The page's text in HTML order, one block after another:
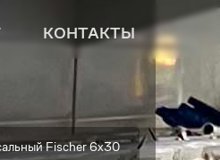
КОНТАКТЫ
Fischer 6x30